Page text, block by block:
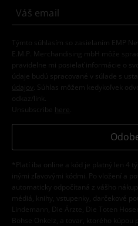
Týmto súhlasím so zasielaním EMP
E.M.P. Merchandising mbH môže
pravidelne mi posielať informácie o
údaje budú spracované v súlade s
údajov
. Súhlas môžem kedykoľvek
odkaz/link.
Unsubscribe here
*Platí iba online a kód je platný len 4
inými zľavovými kódmi. Po vložení a
automaticky odpočítaná z vášho
médiá, knihy, vstupenky, darčekové
Lindemann, Die Ärzte, Die Toten
Böhse Onkelz, a tovar, ktorého kúpou